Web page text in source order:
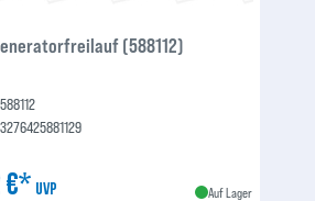
(588112)
588112
3276425881129
€* UVP Auf Lager